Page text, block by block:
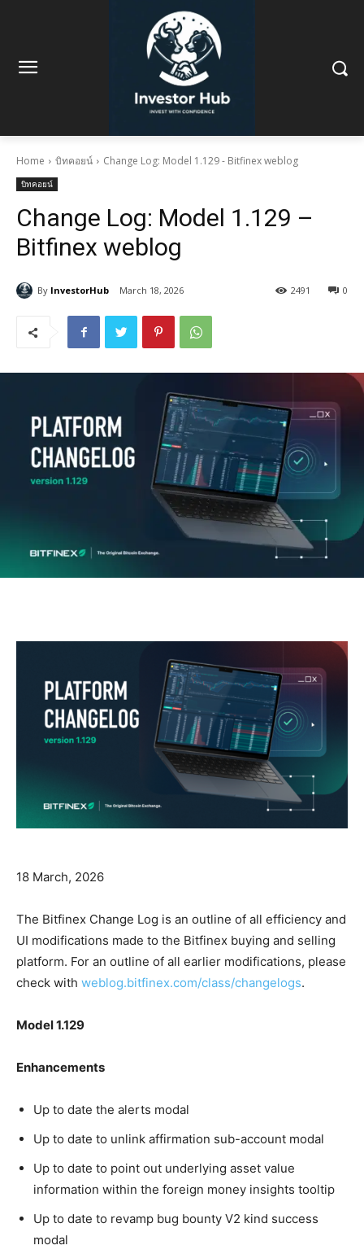
Home บิทคอยน์ Change Log: Model 1.129 - Bitfinex weblog
บิทคอยน์
Change Log: Model 1.129 –
Bitfinex weblog
By InvestorHub March 18, 2026 0
2491
18 March, 2026
The Bitfinex Change Log is an outline of all efficiency and
UI modifications made to the Bitfinex buying and selling
platform. For an outline of all earlier modifications, please
check with weblog.bitfinex.com/class/changelogs.
Model 1.129
Enhancements
Up to date the alerts modal
Up to date to unlink affirmation sub-account modal
Up to date to point out underlying asset value
information within the foreign money insights tooltip
Up to date to revamp bug bounty V2 kind success
modal